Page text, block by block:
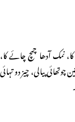
نمک آدھا چمچ چائے کا،
۳ عدد، کوٹج چیز تین چوتھائی پیالی، چیز دو تہائی